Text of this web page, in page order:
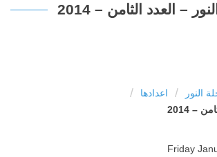
– العدد الثامن – 2014
النور / اعدادها /
– 2014